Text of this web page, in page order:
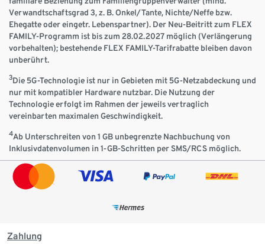
Verwandtschaftsgrad 3, z. B. Onkel/Tante, Nichte/Neffe bzw.
Ehegatte oder eingetr. Lebenspartner). Der Neu-Beitritt zum FLEX
FAMILY-Programm ist bis zum 28.02.2027 möglich (Verlängerung
vorbehalten); bestehende FLEX FAMILY-Tarifrabatte bleiben davon
unberührt.
3Die 5G-Technologie ist nur in Gebieten mit 5G-Netzabdeckung und
nur mit kompatibler Hardware nutzbar. Die Nutzung der
Technologie erfolgt im Rahmen der jeweils vertraglich
vereinbarten maximalen Geschwindigkeit.
4Ab Unterschreiten von 1 GB unbegrenzte Nachbuchung von
Inklusivdatenvolumen in 1-GB-Schritten per SMS/RCS möglich.
Zahlung